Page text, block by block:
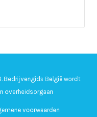
Bedrijvengids België wordt
overheidsorgaan
voorwaarden